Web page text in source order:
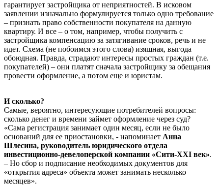
гарантирует застройщика от неприятностей. В исковом
заявлении изначально формулируется только одно требование
– признать право собственности покупателя на данную
квартиру. И все – о том, например, чтобы получить с
застройщика компенсацию за затягивание сроков, речь и не
идет. Схема (не побоимся этого слова) изящная, выгода
обоюдная. Правда, страдают интересы простых граждан (т.е.
покупателей) – они платят сначала застройщику за обещания
провести оформление, а потом еще и юристам.
И сколько?
Самые, вероятно, интересующие потребителей вопросы:
сколько денег и времени займет оформление через суд?
«Сама регистрация занимает один месяц, если не было
оснований для ее приостановки, - напоминает Анна
Шлесина, руководитель юридического отдела
инвестиционно-девелоперской компании «Сити-XXI век».
– Но сбор и подписание необходимых документов для
«открытия адреса» объекта может занимать несколько
месяцев».